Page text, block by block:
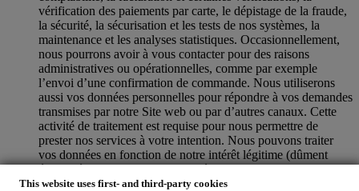
This website uses first- and third-party cookies
vérification des paiements par carte, le dépistage de la fraude,
la sécurité, la sécurisation et les tests de nos systèmes, la
maintenance et les analyses statistiques. Occasionnellement,
nous pourrons avoir à vous contacter pour des raisons
administratives ou opérationnelles, comme par exemple
l’envoi d’une confirmation de commande. Nous utiliserons
aussi vos données personnelles pour répondre à vos demandes
transmises par notre Site web ou par d’autres canaux. Cette
activité de traitement est requise pour nous permettre de
prester nos services à votre intention. Nous pouvons traiter
vos données en fonction de notre intérêt légitime (dûment
équilibré avec vos droits et libertés) pour vous envoyer des e-
mails de suivi dans le cas où vous auriez ajouté des articles